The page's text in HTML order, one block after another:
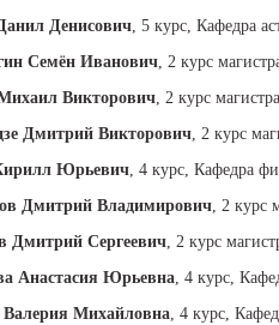
Денисович, 5 курс, Кафедра
Семён Иванович, 2 курс
Викторович, 2 курс
Дмитрий Викторович, 2 курс
Юрьевич, 4 курс, Кафедра
Дмитрий Владимирович, 2 курс
Дмитрий Сергеевич, 2 курс
Анастасия Юрьевна, 4 курс,
Михайловна, 4 курс,